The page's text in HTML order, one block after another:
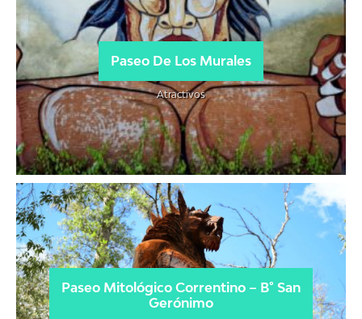
Paseo De Los Murales
Atractivos
Paseo Mitológico Correntino – B° San
Gerónimo